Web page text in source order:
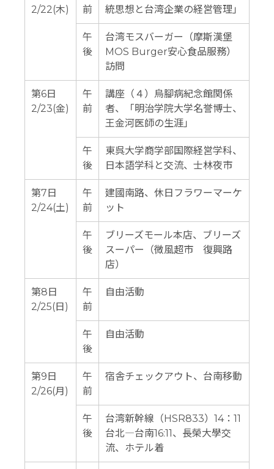
2/22(木)
前
統思想と台湾企業の経営管理」
午
後
台湾モスバーガー（摩斯漢堡
MOS Burger安心食品服務）
訪問
第6日
2/23(金)
午
前
講座（４）烏腳病紀念館関係
者、「明治学院大学名誉博士、
王金河医師の生涯」
午
後
東呉大学商学部国際経営学科、
日本語学科と交流、士林夜市
第7日
2/24(土)
午
前
建國南路、休日フラワーマーケ
ット
午
後
ブリーズモール本店、ブリーズ
スーパー（微風超市 復興路
店）
第8日
2/25(日)
午
前
自由活動
午
後
自由活動
第9日
2/26(月)
午
前
宿舎チェックアウト、台南移動
午
後
台湾新幹線（HSR833）14：11
台北―台南16:11、長榮大學交
流、ホテル着